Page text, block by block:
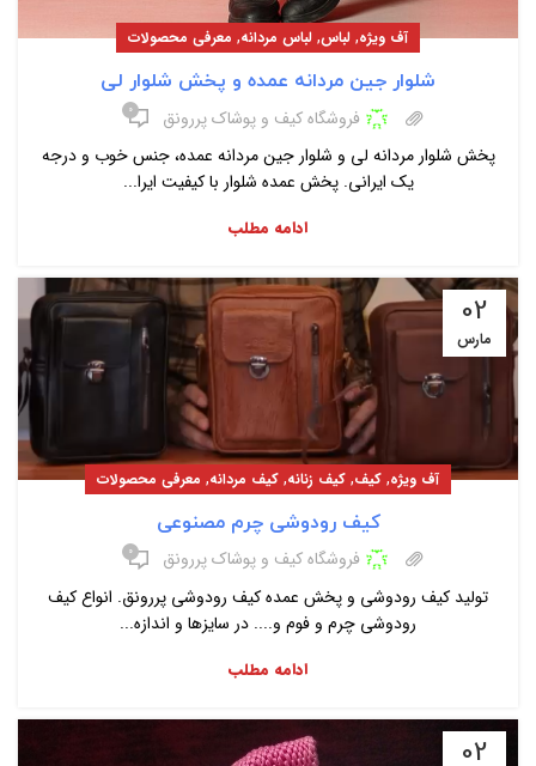
آف ویژه, لباس, لباس مردانه, معرفی محصولات
شلوار جین مردانه عمده و پخش شلوار لی
فروشگاه کیف و پوشاک پررونق ۰
پخش شلوار مردانه لی و شلوار جین مردانه عمده، جنس خوب و درجه
یک ایرانی. پخش عمده شلوار با کیفیت ایرا...
ادامه مطلب
02
مارس
آف ویژه, کیف, کیف زنانه, کیف مردانه, معرفی محصولات
کیف رودوشی چرم مصنوعی
فروشگاه کیف و پوشاک پررونق ۰
تولید کیف رودوشی و پخش عمده کیف رودوشی پررونق. انواع کیف
رودوشی چرم و فوم و.... در سایزها و اندازه...
ادامه مطلب
02